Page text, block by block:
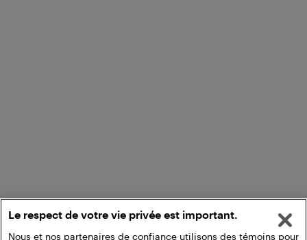
Le respect de votre vie privée est important.
Nous et nos partenaires de confiance utilisons des témoins pour